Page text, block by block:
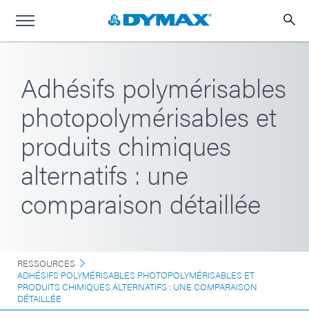
Adhésifs polymérisables
photopolymérisables et
produits chimiques
alternatifs : une
comparaison détaillée
RESSOURCES
ADHÉSIFS POLYMÉRISABLES PHOTOPOLYMÉRISABLES ET
PRODUITS CHIMIQUES ALTERNATIFS : UNE COMPARAISON
DÉTAILLÉE